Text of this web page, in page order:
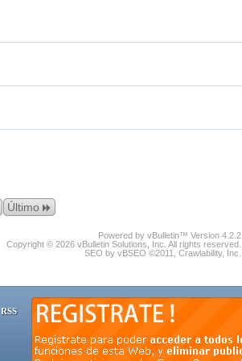
Último
Powered by vBulletin™ Version 4.2.2
Copyright © 2026 vBulletin Solutions, Inc. All rights reserved.
SEO by vBSEO ©2011, Crawlability, Inc.
RSS